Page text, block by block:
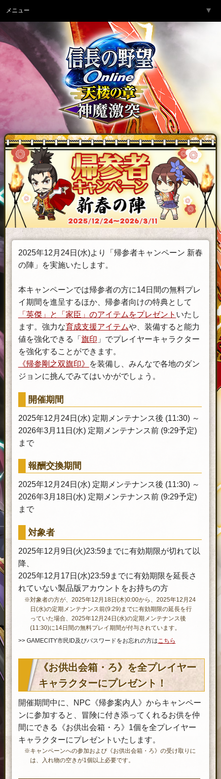
メニュー ▼
トップページ
ゲーム紹介
サービス
コミュニティ
ネットカフェ ▼
2025年12月24日(水)より「帰参者キャンペーン 新春
の陣」を実施いたします。
本キャンペーンでは帰参者の方に14日間の無料プレ
イ期間を進呈するほか、帰参者向けの特典として
「英傑」と「家臣」のアイテムをプレゼント いたし
ます。強力な育成支援アイテムや、装備すると能力
値を強化できる「 旗印 」でプレイヤーキャラクター
を強化することができます。
《帰参剛之双旗印》
を装備し、みんなで各地のダン
ジョンに挑んでみてはいかがでしょう。
開催期間
2025年12月24日(水) 定期メンテナンス後 (11:30) ～
2026年3月11日(水) 定期メンテナンス前 (9:29予定)
まで
報酬交換期間
2025年12月24日(水) 定期メンテナンス後 (11:30) ～
2026年3月18日(水) 定期メンテナンス前 (9:29予定)
まで
対象者
2025年12月9日(火)23:59までに有効期限が切れて以
降、
2025年12月17日(水)23:59までに有効期限を延長さ
れていない製品版アカウントをお持ちの方
※対象者の方が、2025年12月18日(木)0:00から、2025年12月24
日(水)の定期メンテナンス前(9:29)までに有効期限の延長を行
っていた場合、2025年12月24日(水)の定期メンテナンス後
(11:30)に14日間の無料プレイ期間が付与されています。
>> GAMECITY市民ID及びパスワードをお忘れの方は こちら
《お供出会箱・ろ》を全プレイヤー
キャラクターにプレゼント！
開催期間中に、NPC《帰参案内人》からキャンペー
ンに参加すると、冒険に付き添ってくれるお供を仲
間にできる《お供出会箱・ろ》1個を全プレイヤー
キャラクターにプレゼントいたします。
※キャンペーンへの参加および《お供出会箱・ろ》の受け取りに
は、入れ物の空きが1個以上必要です。